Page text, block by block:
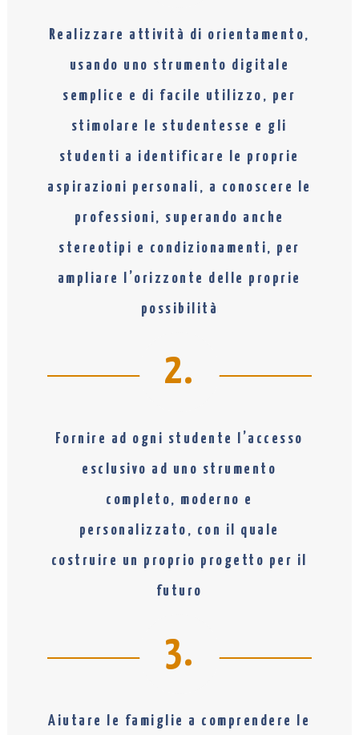
Realizzare attività di orientamento,
usando uno strumento digitale
semplice e di facile utilizzo, per
stimolare le studentesse e gli
studenti a identificare le proprie
aspirazioni personali, a conoscere le
professioni, superando anche
stereotipi e condizionamenti, per
ampliare l’orizzonte delle proprie
possibilità
2.
Fornire ad ogni studente l’accesso
esclusivo ad uno strumento
completo, moderno e
personalizzato, con il quale
costruire un proprio progetto per il
futuro
3.
Aiutare le famiglie a comprendere le